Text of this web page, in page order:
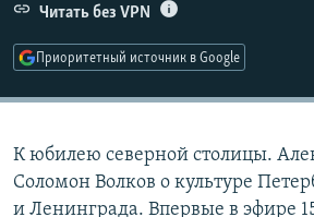
Читать без VPN
Приоритетный источник в Google
К юбилею северной столицы.
Соломон Волков о культуре
и Ленинграда. Впервые в эфире